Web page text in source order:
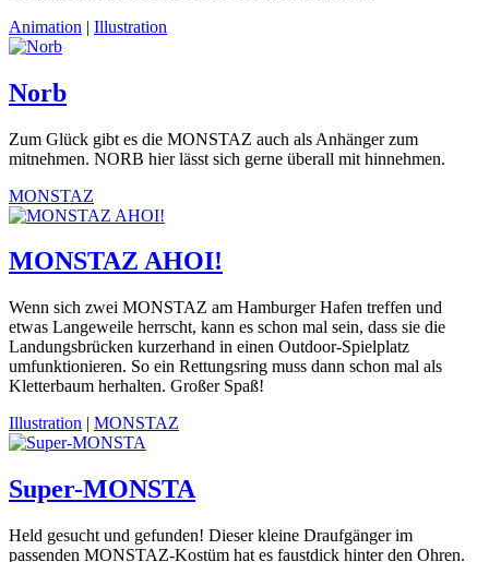
Animation | Illustration
Norb
Zum Glück gibt es die MONSTAZ auch als Anhänger zum
mitnehmen. NORB hier lässt sich gerne überall mit hinnehmen.
MONSTAZ
MONSTAZ AHOI!
Wenn sich zwei MONSTAZ am Hamburger Hafen treffen und
etwas Langeweile herrscht, kann es schon mal sein, dass sie die
Landungsbrücken kurzerhand in einen Outdoor-Spielplatz
umfunktionieren. So ein Rettungsring muss dann schon mal als
Kletterbaum herhalten. Großer Spaß!
Illustration | MONSTAZ
Super-MONSTA
Held gesucht und gefunden! Dieser kleine Draufgänger im
passenden MONSTAZ-Kostüm hat es faustdick hinter den Ohren.